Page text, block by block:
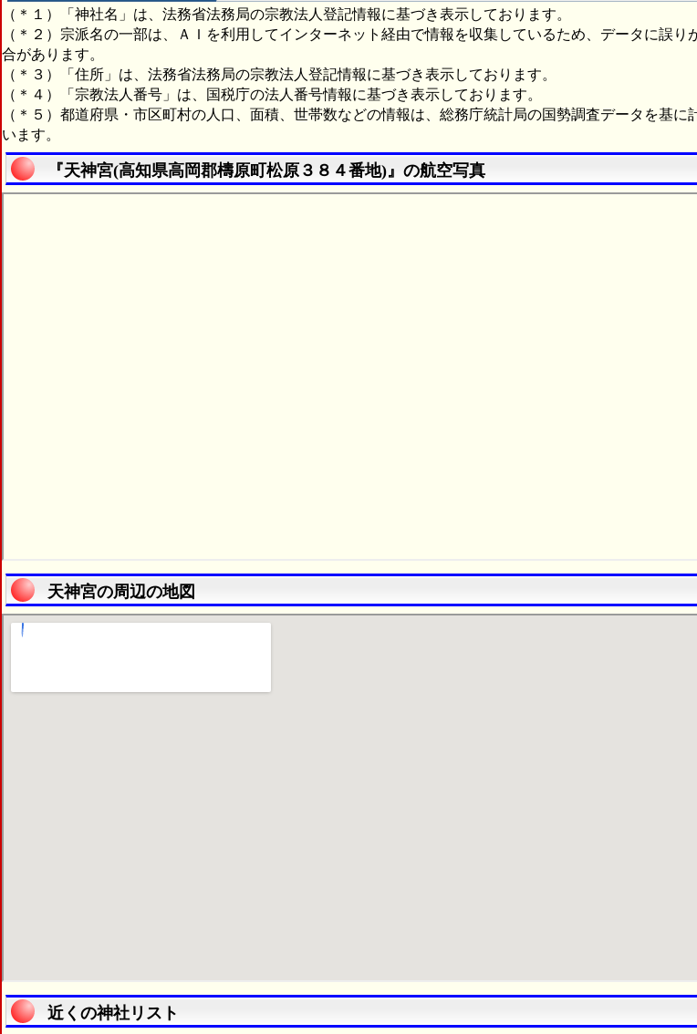
（＊１）「神社名」は、法務省法務局の宗教法人登記情報に基づき表示しております。
（＊２）宗派名の一部は、ＡＩを利用してインターネット経由で情報を収集しているため、データに誤り
合があります。
（＊３）「住所」は、法務省法務局の宗教法人登記情報に基づき表示しております。
（＊４）「宗教法人番号」は、国税庁の法人番号情報に基づき表示しております。
（＊５）都道府県・市区町村の人口、面積、世帯数などの情報は、総務庁統計局の国勢調査データを基に
います。
『天神宮(高知県高岡郡檮原町松原３８４番地)』の航空写真
天神宮の周辺の地図
近くの神社リスト